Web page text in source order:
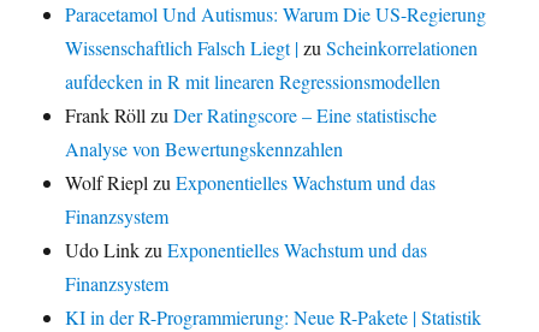
Paracetamol Und Autismus: Warum Die US-Regierung
Wissenschaftlich Falsch Liegt |zuScheinkorrelationen
aufdecken in R mit linearen Regressionsmodellen
Frank Röll zuDer Ratingscore – Eine statistische
Analyse von Bewertungskennzahlen
Wolf Riepl zuExponentielles Wachstum und das
Finanzsystem
Udo LinkzuExponentielles Wachstum und das
Finanzsystem
KI in der R-Programmierung: Neue R-Pakete | Statistik